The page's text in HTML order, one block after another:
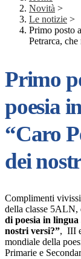
Novità >
Le notizie >
Primo posto
Petrarca,
Primo
poesia
“Caro
dei
Complimenti
della classe 5ALN,
di poesia in
nostri versi?”, III
mondiale della
Primarie e